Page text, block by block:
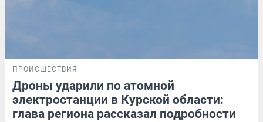
ПРОИСШЕСТВИЯ
Дроны ударили по атомной
электростанции в Курской области:
глава региона рассказал подробности